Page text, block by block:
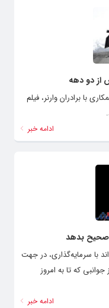
از دو دهه
با برادران وارنر، فیلم
ادامه خبر
صحیح بدهد
با سرمایه‌گذاری، در جهت
که تا به امروز
ادامه خبر